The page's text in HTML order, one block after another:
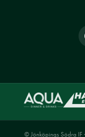
© Jönköpings Södra IF